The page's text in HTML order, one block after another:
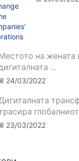
на жената
...
24/03/2022
23/03/2022